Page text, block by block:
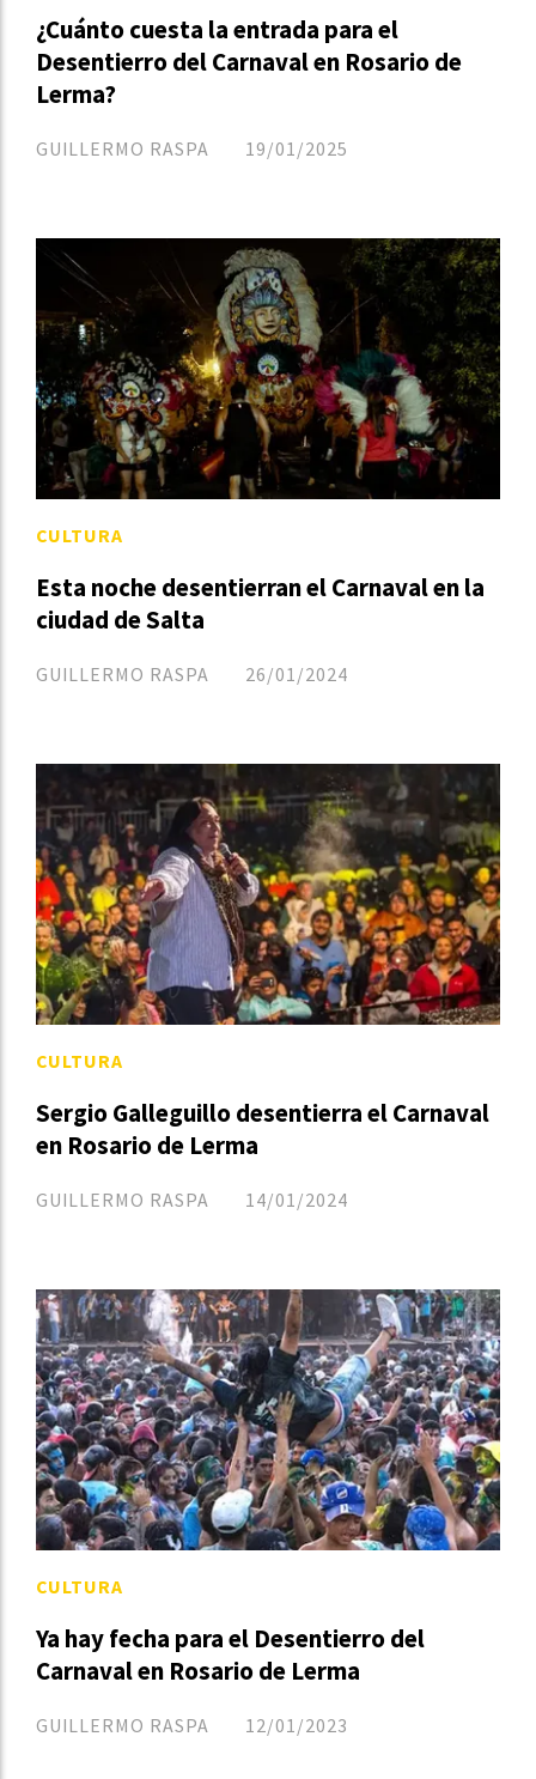
¿Cuánto cuesta la entrada para el
Desentierro del Carnaval en Rosario de
Lerma?
GUILLERMO RASPA 19/01/2025
Esta noche desentierran el Carnaval en la
ciudad de Salta
GUILLERMO RASPA
CULTURA
26/01/2024
Sergio Galleguillo desentierra el Carnaval
en Rosario de Lerma
GUILLERMO RASPA
CULTURA
14/01/2024
Ya hay fecha para el Desentierro del
Carnaval en Rosario de Lerma
GUILLERMO RASPA
CULTURA
12/01/2023